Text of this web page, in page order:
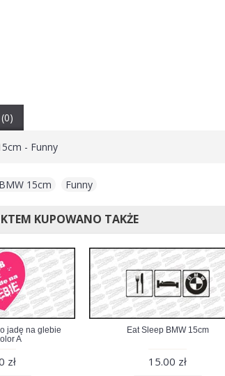
- Funny
15cm Funny
KUPOWANO TAKŻE
jadę na glebie
A
zł
Eat Sleep BMW 15cm
15.00 zł